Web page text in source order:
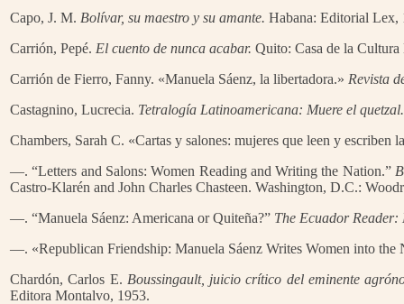
Capo, J. M. Bolívar, su maestro y su amante. Habana: Editorial Lex,
Carrión, Pepé. El cuento de nunca acabar. Quito: Casa de la
Carrión de Fierro, Fanny. «Manuela Sáenz, la libertadora.» Revista
Castagnino, Lucrecia. Tetralogía Latinoamericana: Muere el
Chambers, Sarah C. «Cartas y salones: mujeres que leen y
—. “Letters and Salons: Women Reading and Writing the Nation.”
Castro-Klarén and John Charles Chasteen. Washington, D.C.:
—. “Manuela Sáenz: Americana or Quiteña?” The Ecuador
—. «Republican Friendship: Manuela Sáenz Writes Women into
Chardón, Carlos E. Boussingault, juicio crítico del eminente
Editora Montalvo, 1953.